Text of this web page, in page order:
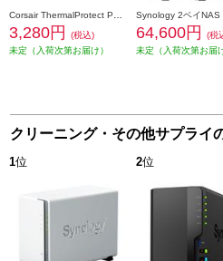
Corsair ThermalProtect PCIe 5.1 600W 12V-2x6 Cable Black CP-8920472
3,280円
(税込)
未定（入荷次第お届け）
64,600円
(税
未定（入荷次第お届
クリーニング・その他サプライ
1位 2位